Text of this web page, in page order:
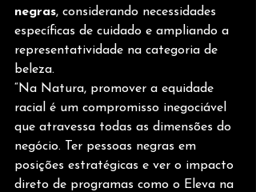
negras, considerando necessidades
específicas de cuidado e ampliando a
representatividade na categoria de
beleza.
“Na Natura, promover a equidade
racial é um compromisso inegociável
que atravessa todas as dimensões do
negócio. Ter pessoas negras em
posições estratégicas e ver o impacto
direto de programas como o Eleva na